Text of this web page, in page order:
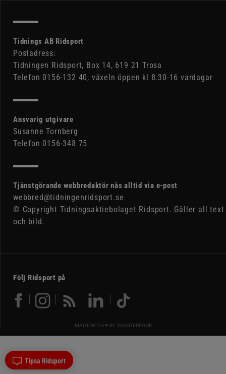
Tipsa Ridsport
Tidnings AB Ridsport
Postadress:
Tidningen Ridsport, Box 14, 619 21 Trosa
Telefon 0156-132 40, växeln öppen kl 8.30-16 vardagar
Ansvarig utgivare
Susanne Tornberg
Telefon 0156-348 75
Tjänstgörande webbredaktör nås alltid via e-post
webbred@tidningenridsport.se
© Copyright Tidningsaktiebolaget Ridsport. Gäller all text
och bild.
Följ Ridsport på
MADE WITH ♥ BY WONDERFOUR